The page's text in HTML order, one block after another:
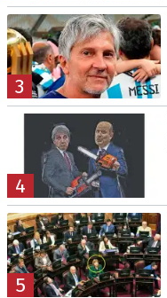
3
4
5